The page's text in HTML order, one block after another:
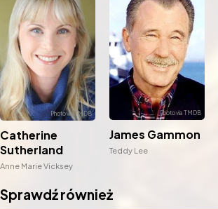
Catherine
Sutherland
Anne Marie Vicksey
James Gammon
Teddy Lee
Sprawdź również